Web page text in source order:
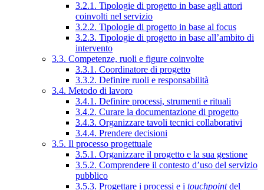
3.2.1. Tipologie di progetto in base agli attori
coinvolti nel servizio
3.2.2. Tipologie di progetto in base al focus
3.2.3. Tipologie di progetto in base all’ambito di
intervento
3.3. Competenze, ruoli e figure coinvolte
3.3.1. Coordinatore di progetto
3.3.2. Definire ruoli e responsabilità
3.4. Metodo di lavoro
3.4.1. Definire processi, strumenti e rituali
3.4.2. Curare la documentazione di progetto
3.4.3. Organizzare tavoli tecnici collaborativi
3.4.4. Prendere decisioni
3.5. Il processo progettuale
3.5.1. Organizzare il progetto e la sua gestione
3.5.2. Comprendere il contesto d’uso del servizio
pubblico
3.5.3. Progettare i processi e i touchpointdel